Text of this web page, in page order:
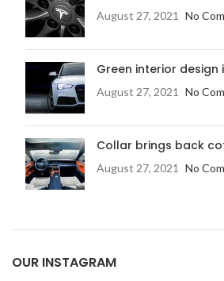
August 27, 2021 No
Green interior design
August 27, 2021 No
Collar brings back
August 27, 2021 No
OUR INSTAGRAM